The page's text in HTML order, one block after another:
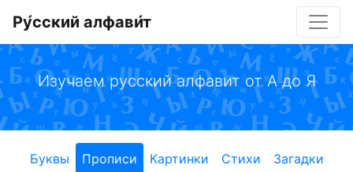
Ру́сский алфави́т
Изучаем русский алфавит от А до Я
Буквы Прописи Картинки Стихи
Загадки